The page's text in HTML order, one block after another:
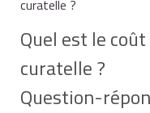
curatelle ?
Quel est le
curatelle ?
Question-